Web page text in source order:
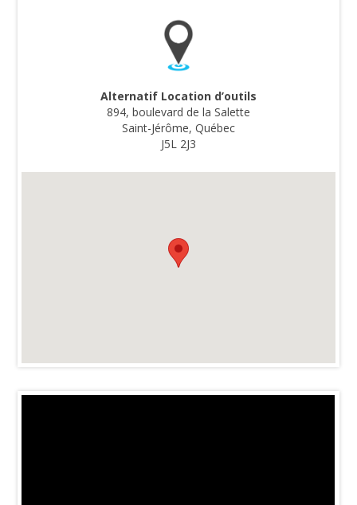
Alternatif Location d’outils
894, boulevard de la Salette
Saint-Jérôme, Québec
J5L 2J3